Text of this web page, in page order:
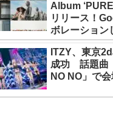
Album
リリース！
ボレーション
曲「
開
ITZY、東京
成功 話題曲
NO NO」で